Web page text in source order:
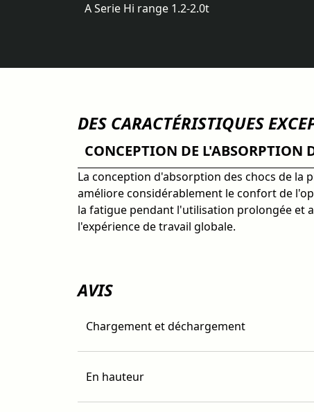
A Serie Hi range 1.2-2.0t
DES CARACTÉRISTIQUES
CONCEPTION DE L'ABSORPTION
La conception d'absorption des chocs de la
améliore considérablement le confort de
la fatigue pendant l'utilisation prolongée et
l'expérience de travail globale.
AVIS
Chargement et déchargement
En hauteur